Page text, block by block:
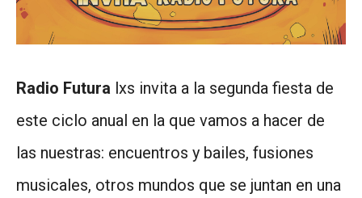
Radio Futura lxs invita a la segunda fiesta de
este ciclo anual en la que vamos a hacer de
las nuestras: encuentros y bailes, fusiones
musicales, otros mundos que se juntan en una